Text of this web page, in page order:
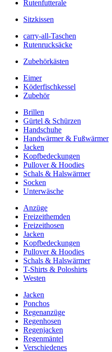
Rutenfutterale
Sitzkissen
carry-all-Taschen
Rutenrucksäcke
Zubehörkästen
Eimer
Köderfischkessel
Zubehör
Brillen
Gürtel & Schürzen
Handschuhe
Handwärmer & Fußwärmer
Jacken
Kopfbedeckungen
Pullover & Hoodies
Schals & Halswärmer
Socken
Unterwäsche
Anzüge
Freizeithemden
Freizeithosen
Jacken
Kopfbedeckungen
Pullover & Hoodies
Schals & Halswärmer
T-Shirts & Poloshirts
Westen
Jacken
Ponchos
Regenanzüge
Regenhosen
Regenjacken
Regenmäntel
Verschiedenes